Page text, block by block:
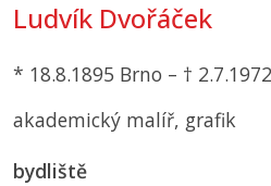
Ludvík Dvořáček
* 18.8.1895 Brno – † 2.7.1972
akademický malíř, grafik
bydliště